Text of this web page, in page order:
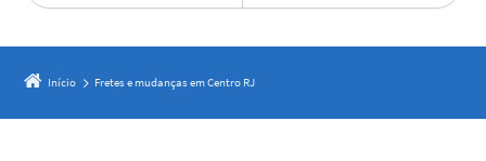
Início Fretes e mudanças em Centro RJ